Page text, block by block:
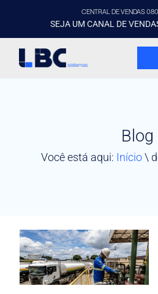
CENTRAL DE VENDAS
SEJA UM CANAL DE
Blog
Você está aqui: Início\